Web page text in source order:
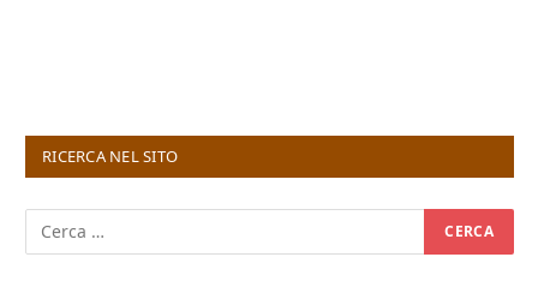
RICERCA NEL SITO